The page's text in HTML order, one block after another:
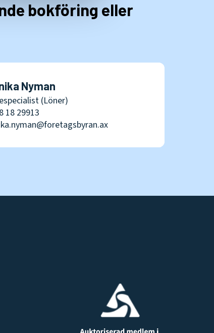
bokföring eller
Nyman
(Löner)
18 29913